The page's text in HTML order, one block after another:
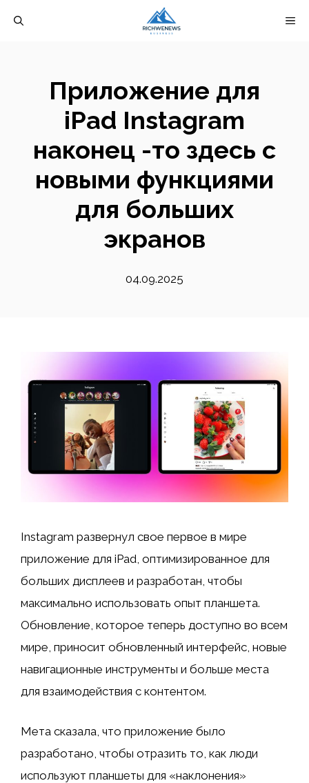
Приложение для
iPad Instagram
наконец -то здесь с
новыми функциями
для больших
экранов
04.09.2025
Instagram развернул свое первое в мире
приложение для iPad, оптимизированное для
больших дисплеев и разработан, чтобы
максимально использовать опыт планшета.
Обновление, которое теперь доступно во всем
мире, приносит обновленный интерфейс, новые
навигационные инструменты и больше места
для взаимодействия с контентом.
Мета сказала, что приложение было
разработано, чтобы отразить то, как люди
используют планшеты для «наклонения»